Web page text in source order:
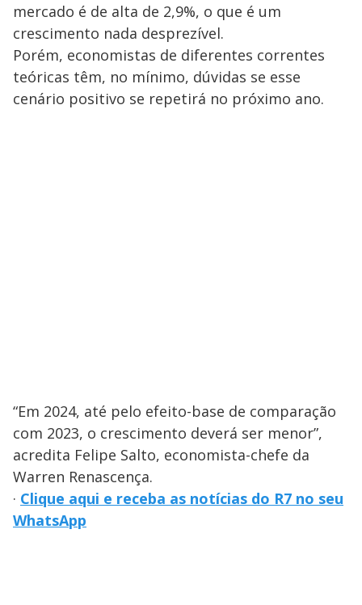
mercado é de alta de 2,9%, o que é um
crescimento nada desprezível.
Porém, economistas de diferentes correntes
teóricas têm, no mínimo, dúvidas se esse
cenário positivo se repetirá no próximo ano.
“Em 2024, até pelo efeito-base de comparação
com 2023, o crescimento deverá ser menor”,
acredita Felipe Salto, economista-chefe da
Warren Renascença.
· Clique aqui e receba as notícias do R7 no seu
WhatsApp